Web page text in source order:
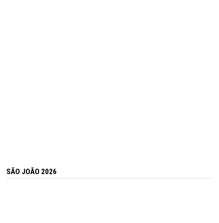
SÃO JOÃO 2026